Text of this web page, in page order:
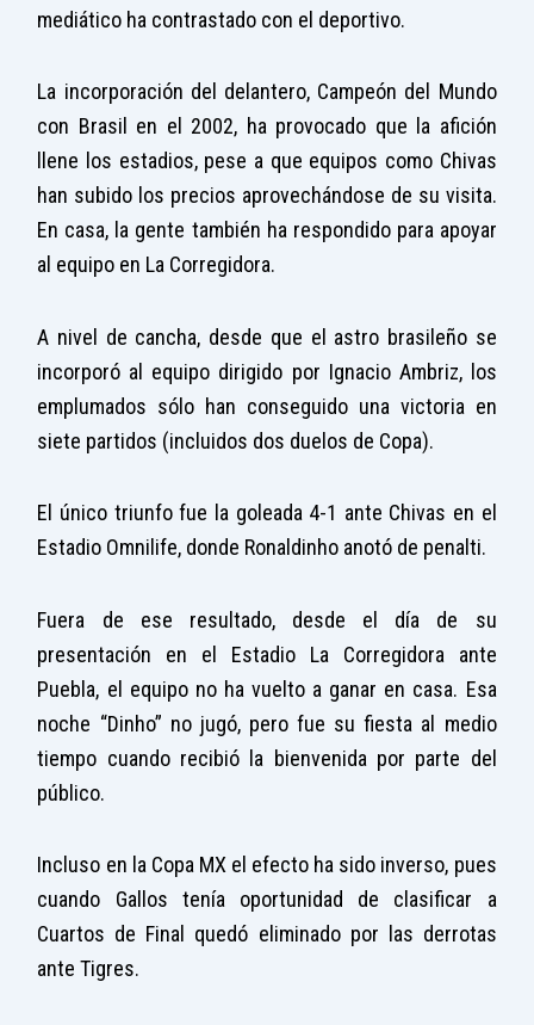
mediático ha contrastado con el deportivo.
La incorporación del delantero, Campeón del Mundo
con Brasil en el 2002, ha provocado que la afición
llene los estadios, pese a que equipos como Chivas
han subido los precios aprovechándose de su visita.
En casa, la gente también ha respondido para apoyar
al equipo en La Corregidora.
A nivel de cancha, desde que el astro brasileño se
incorporó al equipo dirigido por Ignacio Ambriz, los
emplumados sólo han conseguido una victoria en
siete partidos (incluidos dos duelos de Copa).
El único triunfo fue la goleada 4-1 ante Chivas en el
Estadio Omnilife, donde Ronaldinho anotó de penalti.
Fuera de ese resultado, desde el día de su
presentación en el Estadio La Corregidora ante
Puebla, el equipo no ha vuelto a ganar en casa. Esa
noche “Dinho” no jugó, pero fue su fiesta al medio
tiempo cuando recibió la bienvenida por parte del
público.
Incluso en la Copa MX el efecto ha sido inverso, pues
cuando Gallos tenía oportunidad de clasificar a
Cuartos de Final quedó eliminado por las derrotas
ante Tigres.